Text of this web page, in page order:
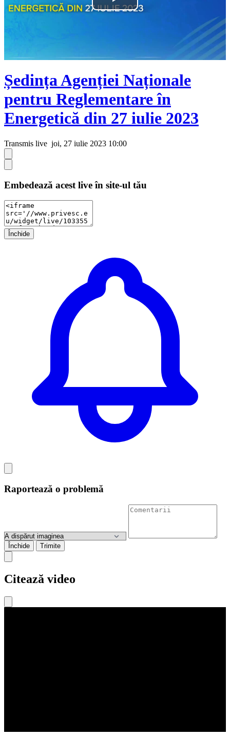
Play
Ședința Agenției Naționale
pentru Reglementare în
Energetică din 27 iulie 2023
Transmis live joi, 27 iulie 2023 10:00
Embedează acest live în site-ul tău
Închide
Raportează o problemă
Închide Trimite
Citează video